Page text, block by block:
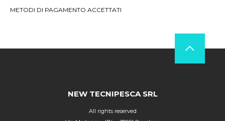
METODI DI PAGAMENTO ACCETTATI
NEW TECNIPESCA SRL
All rights reserved